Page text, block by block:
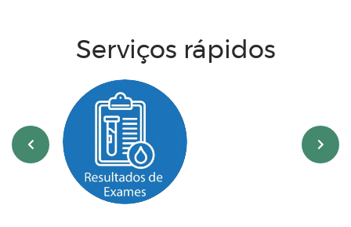
Serviços rápidos
‹ ›